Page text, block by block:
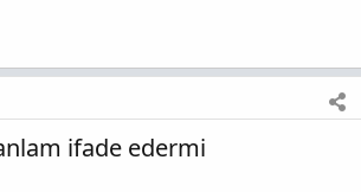
ifade edermi